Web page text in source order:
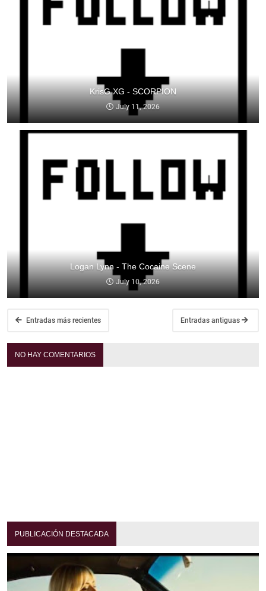
KrisG XG - SCORPION
July 11, 2026
Logan Lynn - The Cocaine Scene
July 10, 2026
Entradas más recientes Entradas antiguas
NO HAY COMENTARIOS
PUBLICACIÓN DESTACADA